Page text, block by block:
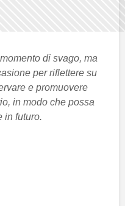
di svago, ma
per riflettere su
e promuovere
in modo che possa
in futuro.